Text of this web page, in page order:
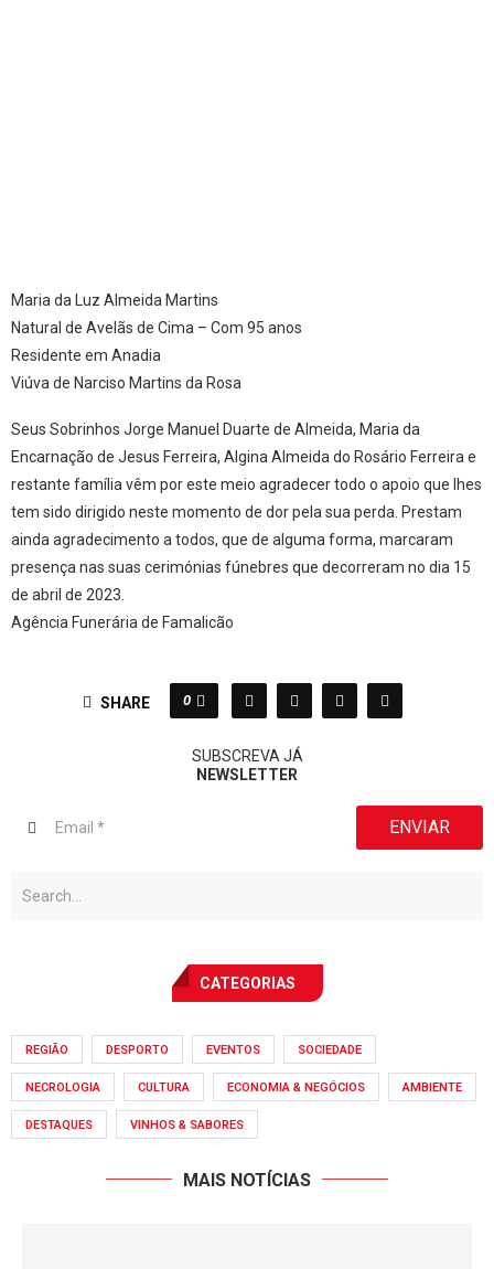
Maria da Luz Almeida Martins
Natural de Avelãs de Cima – Com 95 anos
Residente em Anadia
Viúva de Narciso Martins da Rosa
Seus Sobrinhos Jorge Manuel Duarte de Almeida, Maria da
Encarnação de Jesus Ferreira, Algina Almeida do Rosário Ferreira e
restante família vêm por este meio agradecer todo o apoio que lhes
tem sido dirigido neste momento de dor pela sua perda. Prestam
ainda agradecimento a todos, que de alguma forma, marcaram
presença nas suas cerimónias fúnebres que decorreram no dia 15
de abril de 2023.
Agência Funerária de Famalicão
SHARE 0
SUBSCREVA JÁ
NEWSLETTER
ENVIAR
CATEGORIAS
REGIÃO DESPORTO EVENTOS SOCIEDADE
NECROLOGIA CULTURA ECONOMIA & NEGÓCIOS AMBIENTE
DESTAQUES VINHOS & SABORES
MAIS NOTÍCIAS